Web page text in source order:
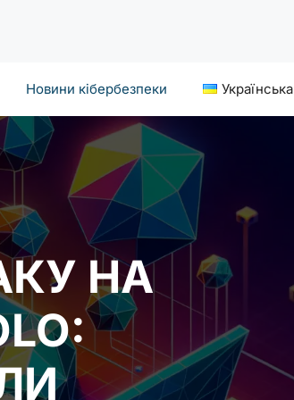
Новини кібербезпеки Українська
НА